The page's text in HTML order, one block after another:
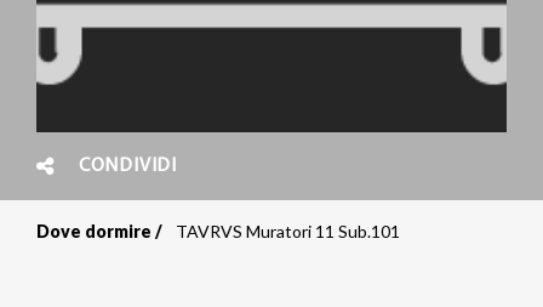
CONDIVIDI
Dove dormire TAVRVS Muratori 11 Sub.101